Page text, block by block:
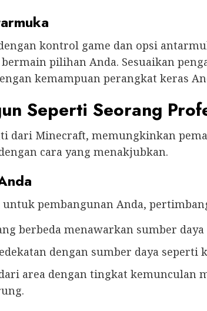
kontrol game dan opsi
pilihan Anda. Sesuaikan
kemampuan perangkat keras
Seperti Seorang
dari Minecraft, memungkinkan
cara yang menakjubkan.
pembangunan Anda,
berbeda menawarkan sumber
dengan sumber daya seperti
area dengan tingkat kemunculan